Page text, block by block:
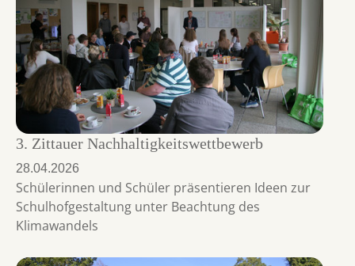
3. Zittauer Nachhaltigkeitswettbewerb
28.04.2026
Schülerinnen und Schüler präsentieren Ideen zur
Schulhofgestaltung unter Beachtung des
Klimawandels